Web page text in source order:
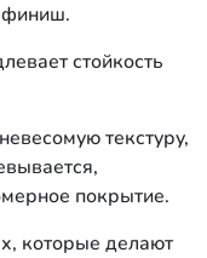
финиш.
стойкость
текстуру,
покрытие.
которые делают